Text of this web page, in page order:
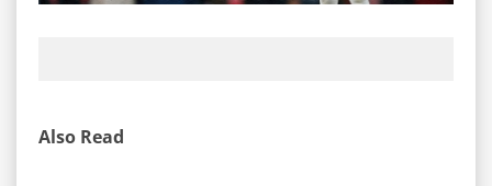
Also Read